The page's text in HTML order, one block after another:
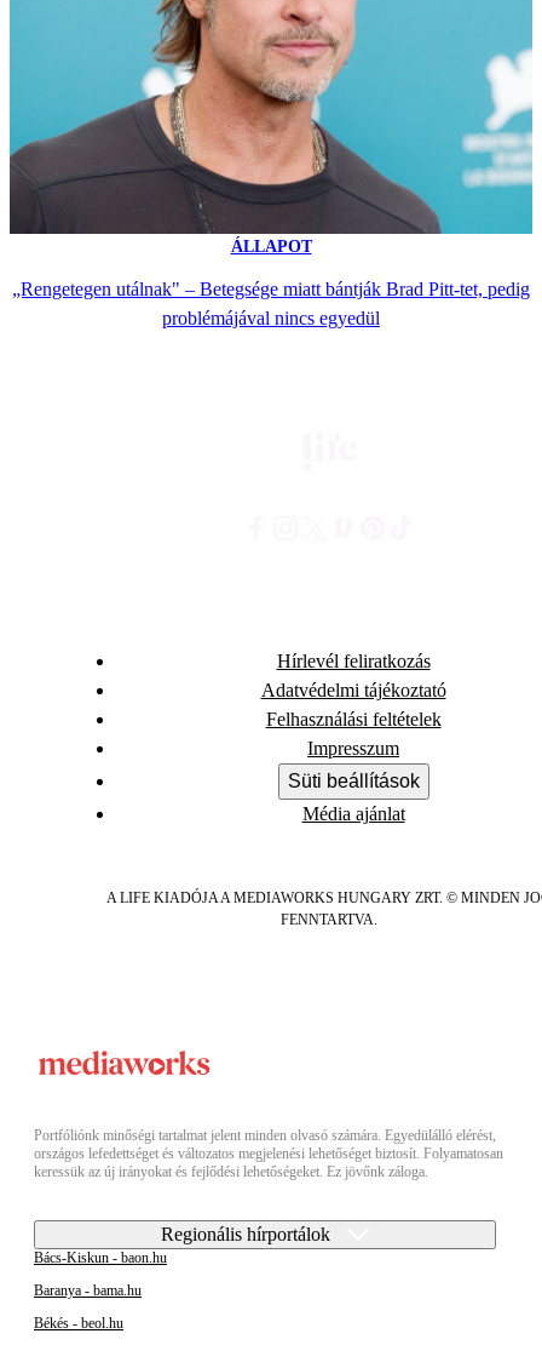
ÁLLAPOT
„Rengetegen utálnak" – Betegsége miatt bántják Brad Pitt-tet, pedig
problémájával nincs egyedül
Hírlevél feliratkozás
Adatvédelmi tájékoztató
Felhasználási feltételek
Impresszum
Süti beállítások
Média ajánlat
A LIFE KIADÓJA A MEDIAWORKS HUNGARY ZRT. © MINDEN
FENNTARTVA.
Portfóliónk minőségi tartalmat jelent minden olvasó számára. Egyedülálló elérést,
országos lefedettséget és változatos megjelenési lehetőséget biztosít. Folyamatosan
keressük az új irányokat és fejlődési lehetőségeket. Ez jövőnk záloga.
Regionális hírportálok
Bács-Kiskun - baon.hu
Baranya - bama.hu
Békés - beol.hu